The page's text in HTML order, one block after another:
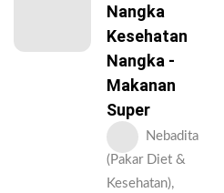
Nangka
Kesehatan
Nangka -
Makanan
Super
Nebadita
(Pakar Diet &
Kesehatan),